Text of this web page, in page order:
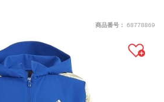
商品番号： 68778869